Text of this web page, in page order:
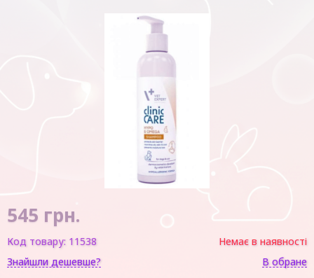
545 грн.
Код товару: 11538
Немає в наявності
Знайшли дешевше?
В обране